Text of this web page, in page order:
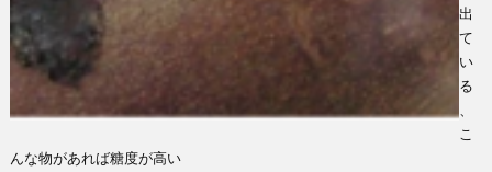
出
て
い
る
こ
んな物があれば糖度が高い